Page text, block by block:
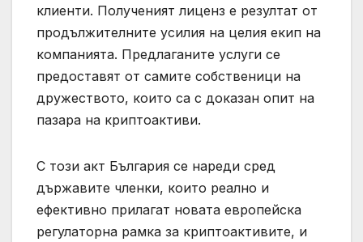
клиенти. Полученият лиценз е резултат от
продължителните усилия на целия екип на
компанията. Предлаганите услуги се
предоставят от самите собственици на
дружеството, които са с доказан опит на
пазара на криптоактиви.
С този акт България се нареди сред
държавите членки, които реално и
ефективно прилагат новата европейска
регулаторна рамка за криптоактивите, и